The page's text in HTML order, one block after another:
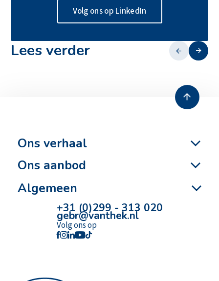
Lees verder
Volg ons op LinkedIn
Ons verhaal
Ons aanbod
Algemeen
+31 (0)299 - 313 020
gebr@vanthek.nl
Volg ons op